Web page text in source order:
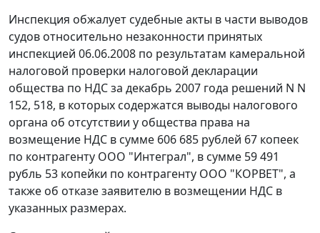
Инспекция обжалует судебные акты в части выводов
судов относительно незаконности принятых
инспекцией 06.06.2008 по результатам камеральной
налоговой проверки налоговой декларации
общества по НДС за декабрь 2007 года решений N N
152, 518, в которых содержатся выводы налогового
органа об отсутствии у общества права на
возмещение НДС в сумме 606 685 рублей 67 копеек
по контрагенту ООО "Интеграл", в сумме 59 491
рубль 53 копейки по контрагенту ООО "КОРВЕТ", а
также об отказе заявителю в возмещении НДС в
указанных размерах.